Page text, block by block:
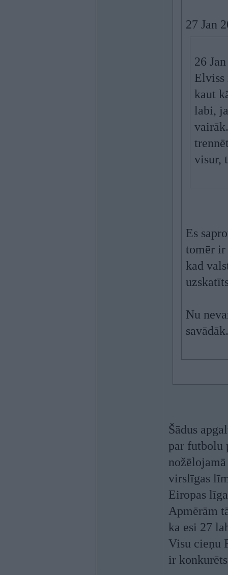
27 Jan
26
Elviss
kaut
labi,
visur,
Es
tomēr ir
kad
Nu
savādāk.
Šādus
par futbolu
virslīgas
Eiropas
Apmērām
ka esi 27
Visu cieņu
ir